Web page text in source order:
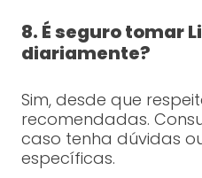
8. É seguro tomar
diariamente?
Sim, desde que
recomendadas.
caso tenha dúvidas
específicas.